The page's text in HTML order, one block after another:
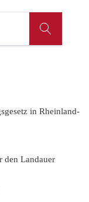
in Rheinland-
den Landauer